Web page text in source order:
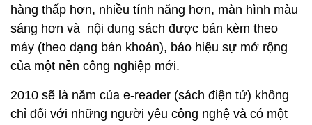
hàng thấp hơn, nhiều tính năng hơn, màn hình màu
sáng hơn và nội dung sách được bán kèm theo
máy (theo dạng bán khoán), báo hiệu sự mở rộng
của một nền công nghiệp mới.
2010 sẽ là năm của e-reader (sách điện tử) không
chỉ đối với những người yêu công nghệ và có một